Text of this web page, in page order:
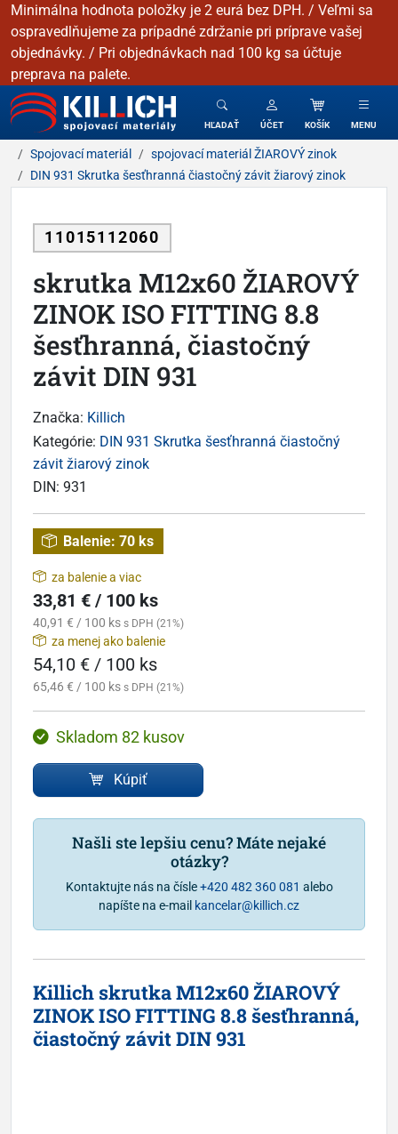
Minimálna hodnota položky je 2 eurá bez DPH. / Veľmi sa
ospravedlňujeme za prípadné zdržanie pri príprave vašej
objednávky. / Pri objednávkach nad 100 kg sa účtuje
preprava na palete.
KILLICH - Spojovacie materiály
HĽADAŤ ÚČET KOŠÍK MENU
Spojovací materiál
spojovací materiál ŽIAROVÝ zinok
DIN 931 Skrutka šesťhranná čiastočný závit žiarový zinok
11015112060
skrutka M12x60 ŽIAROVÝ
ZINOK ISO FITTING 8.8
šesťhranná, čiastočný
závit DIN 931
Značka: Killich
Kategórie: DIN 931 Skrutka šesťhranná čiastočný
závit žiarový zinok
DIN: 931
Balenie: 70 ks
za balenie a viac
33,81 € / 100 ks
40,91 € / 100 ks s DPH (21%)
za menej ako balenie
54,10 € / 100 ks
65,46 € / 100 ks s DPH (21%)
Skladom 82 kusov
Kúpiť
Našli ste lepšiu cenu? Máte nejaké
otázky?
Kontaktujte nás na čísle+420 482 360 081 alebo
napíšte na e-mail kancelar@killich.cz
Killich skrutka M12x60 ŽIAROVÝ
ZINOK ISO FITTING 8.8 šesťhranná,
čiastočný závit DIN 931